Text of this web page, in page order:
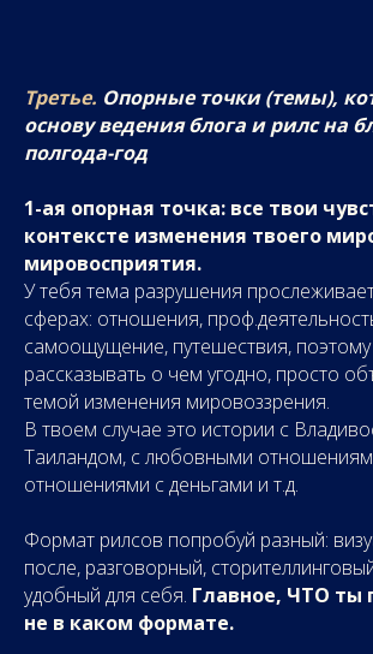
Третье. Опорные точки (темы),
основу ведения блога и рилс на
полгода-год
1-ая опорная точка: все твои
контексте изменения твоего
мировосприятия.
У тебя тема разрушения
сферах: отношения,
самоощущение, путешествия,
рассказывать о чем угодно, просто
темой изменения мировоззрения.
В твоем случае это истории с
Таиландом, с любовными
отношениями с деньгами и т.д.
Формат рилсов попробуй разный:
после, разговорный,
удобный для себя. Главное, ЧТО ты
не в каком формате.